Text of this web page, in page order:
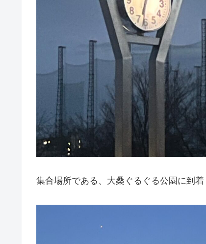
集合場所である、大桑ぐるぐる公園に到